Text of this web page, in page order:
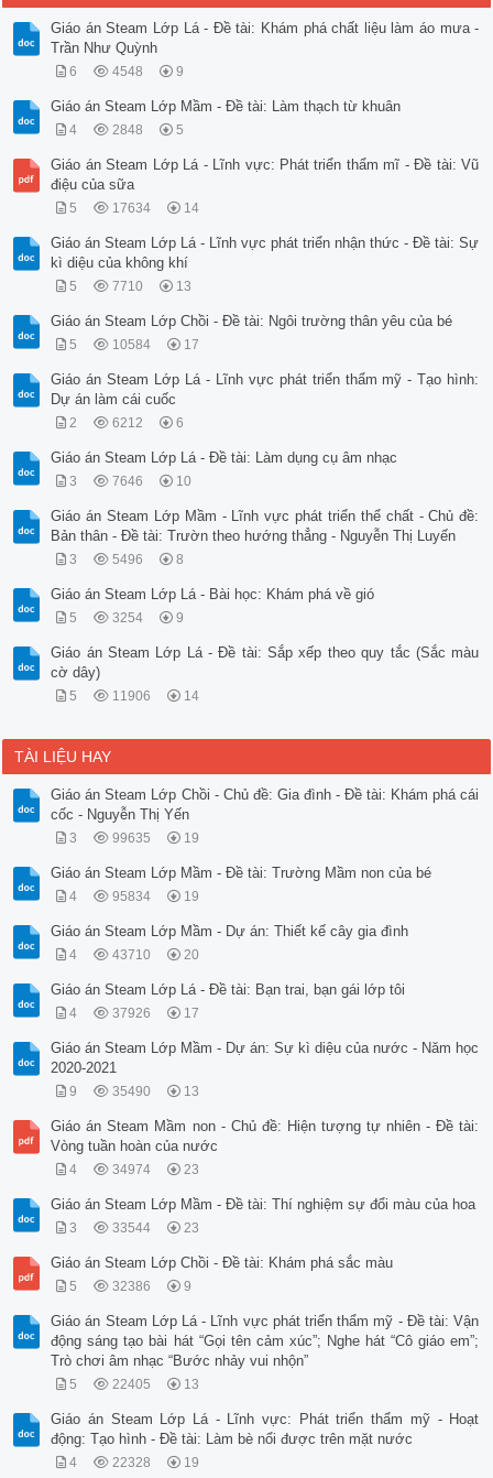
Giáo án Steam Lớp Lá - Đề tài: Khám phá chất liệu làm áo mưa -
Trần Như Quỳnh
6 4548 9
Giáo án Steam Lớp Mầm - Đề tài: Làm thạch từ khuân
4 2848 5
Giáo án Steam Lớp Lá - Lĩnh vực: Phát triển thẩm mĩ - Đề tài: Vũ
điệu của sữa
5 17634 14
Giáo án Steam Lớp Lá - Lĩnh vực phát triển nhận thức - Đề tài: Sự
kì diệu của không khí
5 7710 13
Giáo án Steam Lớp Chồi - Đề tài: Ngôi trường thân yêu của bé
5 10584 17
Giáo án Steam Lớp Lá - Lĩnh vực phát triển thẩm mỹ - Tạo hình:
Dự án làm cái cuốc
2 6212 6
Giáo án Steam Lớp Lá - Đề tài: Làm dụng cụ âm nhạc
3 7646 10
Giáo án Steam Lớp Mầm - Lĩnh vực phát triển thể chất - Chủ đề:
Bản thân - Đề tài: Trườn theo hướng thẳng - Nguyễn Thị Luyến
3 5496 8
Giáo án Steam Lớp Lá - Bài học: Khám phá về gió
5 3254 9
Giáo án Steam Lớp Lá - Đề tài: Sắp xếp theo quy tắc (Sắc màu
cờ dây)
5 11906 14
TÀI LIỆU HAY
Giáo án Steam Lớp Chồi - Chủ đề: Gia đình - Đề tài: Khám phá cái
cốc - Nguyễn Thị Yến
3 99635 19
Giáo án Steam Lớp Mầm - Đề tài: Trường Mầm non của bé
4 95834 19
Giáo án Steam Lớp Mầm - Dự án: Thiết kế cây gia đình
4 43710 20
Giáo án Steam Lớp Lá - Đề tài: Bạn trai, bạn gái lớp tôi
4 37926 17
Giáo án Steam Lớp Mầm - Dự án: Sự kì diệu của nước - Năm học
2020-2021
9 35490 13
Giáo án Steam Mầm non - Chủ đề: Hiện tượng tự nhiên - Đề tài:
Vòng tuần hoàn của nước
4 34974 23
Giáo án Steam Lớp Mầm - Đề tài: Thí nghiệm sự đổi màu của hoa
3 33544 23
Giáo án Steam Lớp Chồi - Đề tài: Khám phá sắc màu
5 32386 9
Giáo án Steam Lớp Lá - Lĩnh vực phát triển thẩm mỹ - Đề tài: Vận
động sáng tạo bài hát “Gọi tên cảm xúc”; Nghe hát “Cô giáo em”;
Trò chơi âm nhạc “Bước nhảy vui nhộn”
5 22405 13
Giáo án Steam Lớp Lá - Lĩnh vực: Phát triển thẩm mỹ - Hoạt
động: Tạo hình - Đề tài: Làm bè nổi được trên mặt nước
4 22328 19